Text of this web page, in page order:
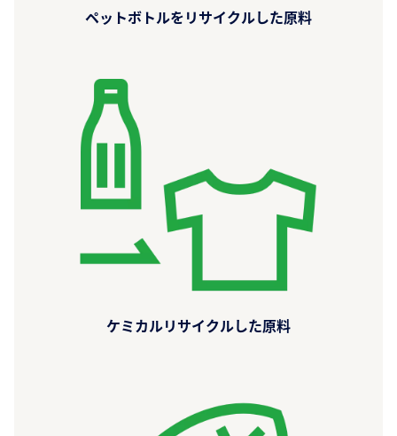
ペットボトルをリサイクルした原料
ケミカルリサイクルした原料